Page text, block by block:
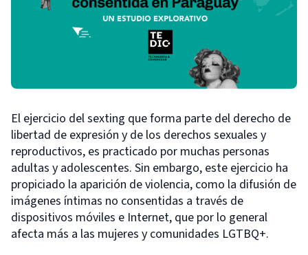
El ejercicio del sexting que forma parte del derecho de
libertad de expresión y de los derechos sexuales y
reproductivos, es practicado por muchas personas
adultas y adolescentes. Sin embargo, este ejercicio ha
propiciado la aparición de violencia, como la difusión de
imágenes íntimas no consentidas a través de
dispositivos móviles e Internet, que por lo general
afecta más a las mujeres y comunidades LGTBQ+.